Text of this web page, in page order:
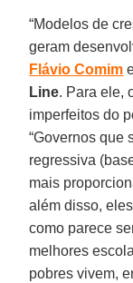
“Modelos de
geram
Flávio Comim
Line. Para ele,
imperfeitos do
“Governos que
regressiva
mais
além disso,
como parece
melhores
pobres vivem,